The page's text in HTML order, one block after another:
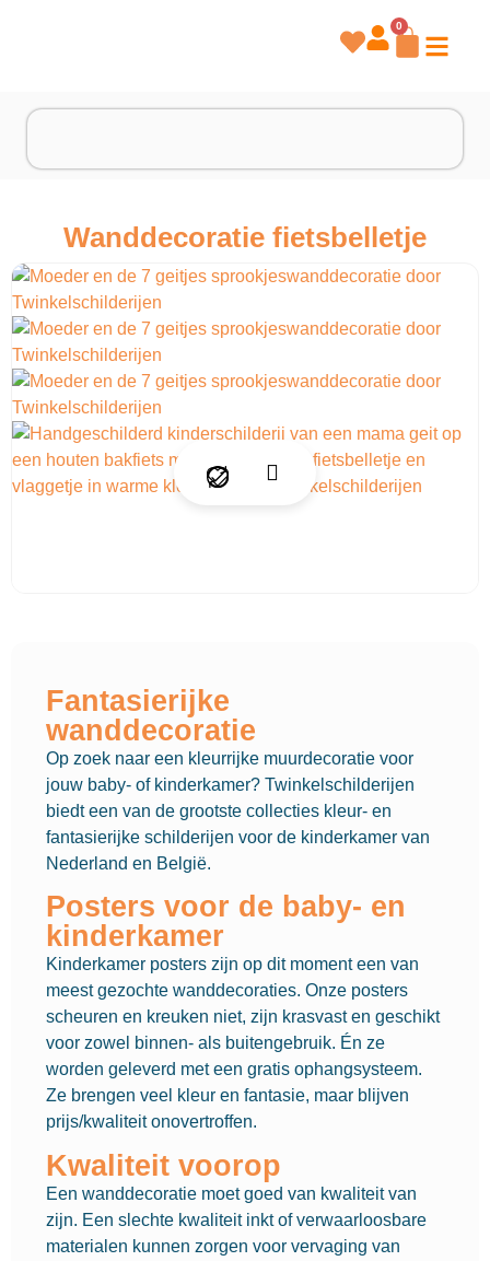
0
Wanddecoratie fietsbelletje
Fantasierijke
wanddecoratie
Op zoek naar een kleurrijke muurdecoratie voor
jouw baby- of kinderkamer? Twinkelschilderijen
biedt een van de grootste collecties kleur- en
fantasierijke schilderijen voor de kinderkamer van
Nederland en België.
Posters voor de baby- en
kinderkamer
Kinderkamer posters zijn op dit moment een van
meest gezochte wanddecoraties. Onze posters
scheuren en kreuken niet, zijn krasvast en geschikt
voor zowel binnen- als buitengebruik. Én ze
worden geleverd met een gratis ophangsysteem.
Ze brengen veel kleur en fantasie, maar blijven
prijs/kwaliteit onovertroffen.
Kwaliteit voorop
Een wanddecoratie moet goed van kwaliteit van
zijn. Een slechte kwaliteit inkt of verwaarloosbare
materialen kunnen zorgen voor vervaging van